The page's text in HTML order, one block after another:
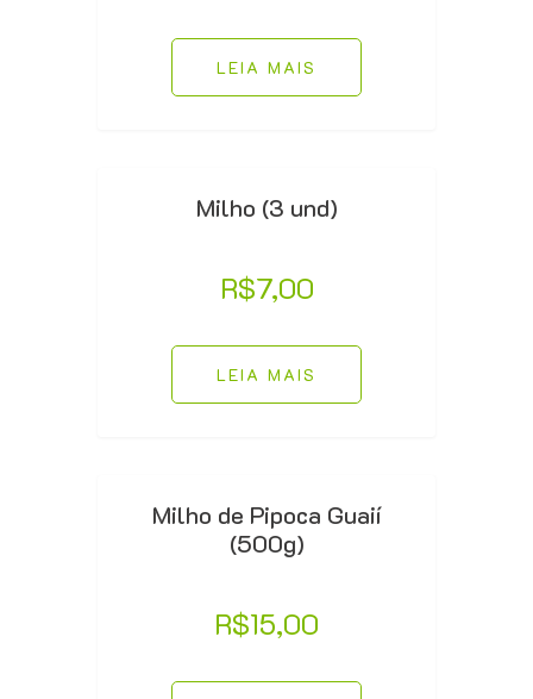
LEIA MAIS
Milho (3 und)
R$7,00
LEIA MAIS
Milho de Pipoca Guaií
(500g)
R$15,00